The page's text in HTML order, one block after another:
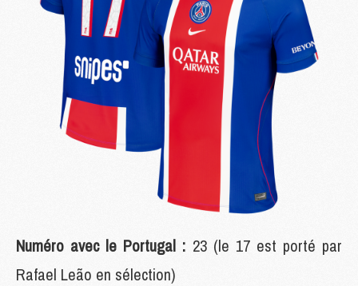
Numéro avec le Portugal : 23 (le 17 est porté par
Rafael Leão en sélection)